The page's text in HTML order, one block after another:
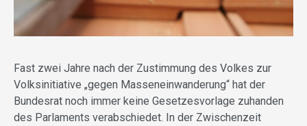
Fast zwei Jahre nach der Zustimmung des Volkes zur
Volksinitiative „gegen Masseneinwanderung“ hat der
Bundesrat noch immer keine Gesetzesvorlage zuhanden
des Parlaments verabschiedet. In der Zwischenzeit